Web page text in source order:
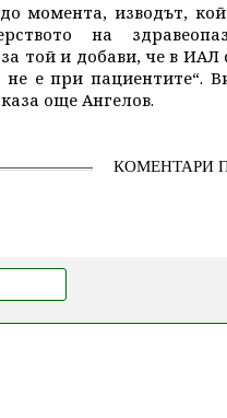
момента, изводът,
на
той и добави, че в ИАЛ
е при пациентите“.
още Ангелов.
КОМЕНТАРИ